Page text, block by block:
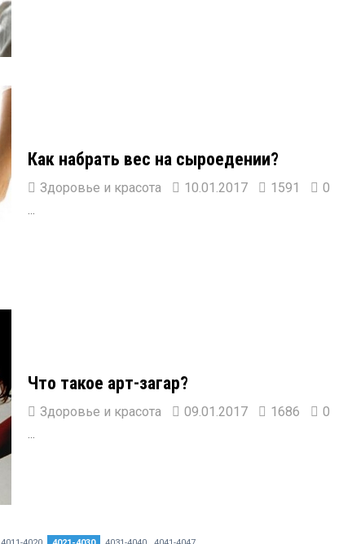
Как набрать вес на сыроедении?
Здоровье и красота 10.01.2017 1591 0
Что такое арт-загар?
Здоровье и красота 09.01.2017 1686 0